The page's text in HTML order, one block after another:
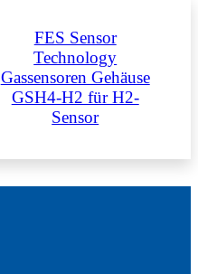
FES Sensor
Technology
Gassensoren Gehäuse
GSH4-H2 für H2-
Sensor